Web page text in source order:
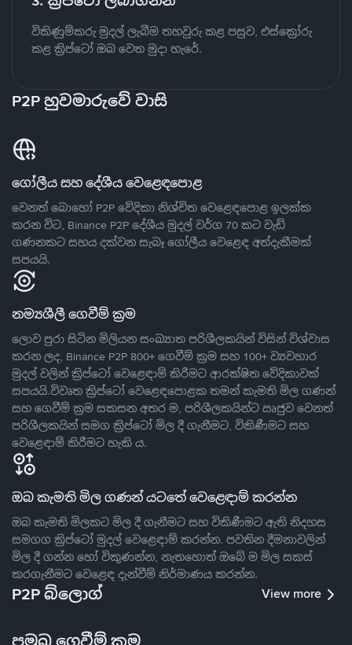
විකිණුම්කරු මුදල් ලැබීම තහවුරු කළ පසුව, එස්ක්‍රෝරු
කළ ක්‍රිප්ටෝ ඔබ වෙත මුදා හැරේ.
P2P හුවමාරුවේ වාසි
ගෝලීය සහ දේශීය වෙළෙඳපොළ
වෙනත් බොහෝ P2P වේදිකා නිශ්චිත වෙළෙඳපොළ ඉලක්ක
කරන විට, Binance P2P දේශීය මුදල් වර්ග 70 කට වැඩි
ගණනකට සහය දක්වන සැබෑ ගෝලීය වෙළෙඳ අත්දැකීමක්
සපයයි.
නම්‍යශීලී ගෙවීම් ක්‍රම
ලොව පුරා සිටින මිලියන සංඛ්‍යාත පරිශීලකයින් විසින් විශ්වාස
කරන ලද, Binance P2P 800+ ගෙවීම් ක්‍රම සහ 100+ ව්‍යවහාර
මුදල් වලින් ක්‍රිප්ටෝ වෙළෙඳාම් කිරීමට ආරක්ෂිත වේදිකාවක්
සපයයි.විවෘත ක්‍රිප්ටෝ වෙළෙඳපොළක තමන් කැමති මිල ගණන්
සහ ගෙවීම් ක්‍රම සකසන අතර ම, පරිශීලකයින්ට ඍජුව වෙනත්
පරිශීලකයින් සමග ක්‍රිප්ටෝ මිල දී ගැනීමට, විකිණීමට සහ
වෙළෙඳාම් කිරීමට හැකි ය.
ඔබ කැමති මිල ගණන් යටතේ වෙළෙඳාම් කරන්න
ඔබ කැමති මිලකට මිල දී ගැනීමට සහ විකිණීමට ඇති නිදහස
සමගග ක්‍රිප්ටෝ මුදල් වෙළෙඳාම් කරන්න. පවතින දීමනාවලින්
මිල දී ගන්න හෝ විකුණන්න, නැතහොත් ඔබේ ම මිල සකස්
කරගැනීමට වෙළෙඳ දැන්වීම් නිර්මාණය කරන්න.
P2P බ්ලොග් View more